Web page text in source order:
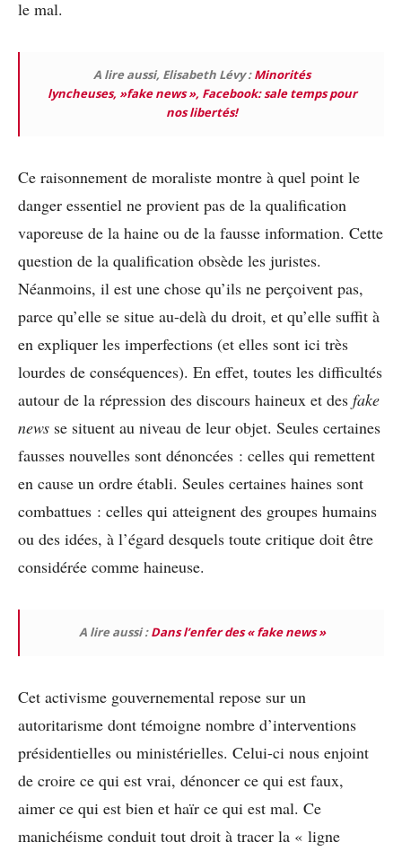
le mal.
A lire aussi, Elisabeth Lévy :Minorités
lyncheuses, »fake news », Facebook: sale temps pour
nos libertés!
Ce raisonnement de moraliste montre à quel point le
danger essentiel ne provient pas de la qualification
vaporeuse de la haine ou de la fausse information. Cette
question de la qualification obsède les juristes.
Néanmoins, il est une chose qu’ils ne perçoivent pas,
parce qu’elle se situe au-delà du droit, et qu’elle suffit à
en expliquer les imperfections (et elles sont ici très
lourdes de conséquences). En effet, toutes les difficultés
autour de la répression des discours haineux et des fake
news se situent au niveau de leur objet. Seules certaines
fausses nouvelles sont dénoncées : celles qui remettent
en cause un ordre établi. Seules certaines haines sont
combattues : celles qui atteignent des groupes humains
ou des idées, à l’égard desquels toute critique doit être
considérée comme haineuse.
A lire aussi :Dans l’enfer des « fake news »
Cet activisme gouvernemental repose sur un
autoritarisme dont témoigne nombre d’interventions
présidentielles ou ministérielles. Celui-ci nous enjoint
de croire ce qui est vrai, dénoncer ce qui est faux,
aimer ce qui est bien et haïr ce qui est mal. Ce
manichéisme conduit tout droit à tracer la « ligne